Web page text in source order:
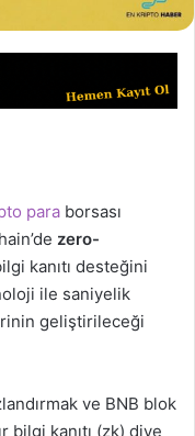
para borsası
zero-
kanıtı desteğini
ile saniyelik
geliştirileceği
ve BNB blok
bilgi kanıtı (zk) diye